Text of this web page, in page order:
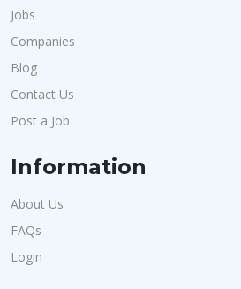
Jobs
Companies
Blog
Contact Us
Post a Job
Information
About Us
FAQs
Login